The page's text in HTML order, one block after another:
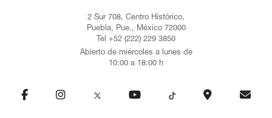
2 Sur 708, Centro Histórico,
Puebla, Pue., México 72000
Tel +52 (222) 229 3850
Abierto de miércoles a lunes de
10:00 a 18:00 h